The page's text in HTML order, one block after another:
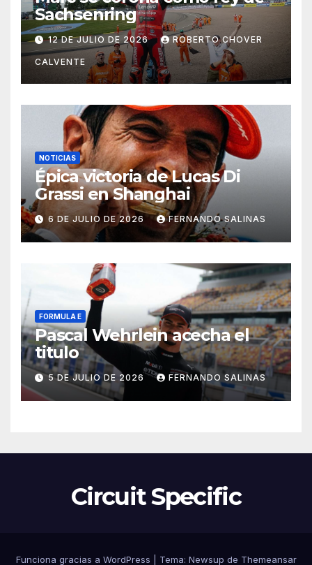
Sachsenring
12 DE JULIO DE 2026 ROBERTO CHOVER
CALVENTE
NOTICIAS
Épica victoria de Lucas Di
Grassi en Shanghai
6 DE JULIO DE 2026 FERNANDO SALINAS
FORMULA E
Pascal Wehrlein acecha el
titulo
5 DE JULIO DE 2026 FERNANDO SALINAS
Circuit Specific
Funciona gracias a WordPress Tema: Newsup de Themeansar